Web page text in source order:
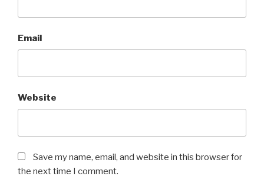
Email
Website
Save my name, email, and website in this browser for
the next time I comment.